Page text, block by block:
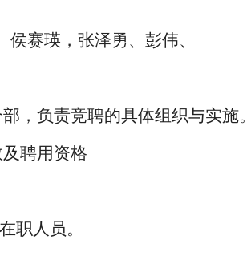
侯赛瑛，张泽勇、彭伟、
，负责竞聘的具体组织与实施。
聘用资格
职人员。